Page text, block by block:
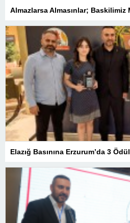
Elazığ Basınına Erzurum’da 3 Ödül